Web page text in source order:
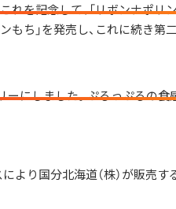
を記念して、「リボンナポリ
ち」を発売し、これに続き第
にしました。ぷるっぷるの
より国分北海道（株）が販売す